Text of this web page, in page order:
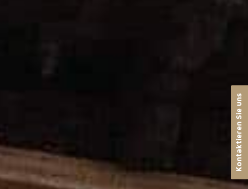
Kontaktieren Sie uns